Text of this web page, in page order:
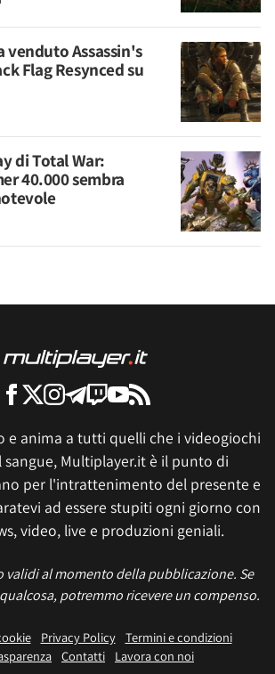
venduto Assassin's
Flag Resynced su
di Total War:
40.000 sembra
e anima a tutti quelli che i videogiochi
sangue, Multiplayer.it è il punto di
per l'intrattenimento del presente e
ad essere stupiti ogni giorno con
video, live e produzioni geniali.
validi al momento della pubblicazione. Se
potremmo ricevere un compenso.
Privacy Policy
Termini e condizioni
Contatti
Lavora con noi